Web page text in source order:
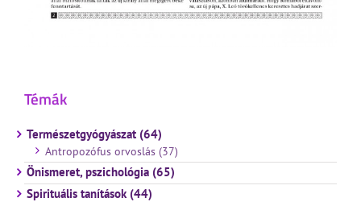
Témák
Természetgyógyászat (64)
Antropozófus orvoslás (37)
Önismeret, pszichológia (65)
Spirituális tanítások (44)